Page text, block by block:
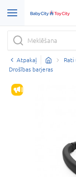
Atpakaļ Rati
Drošības barjeras
IZPĀRDOŠANA